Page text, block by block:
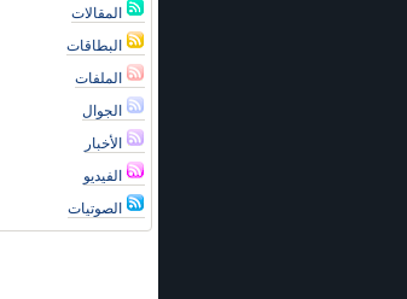
المقالات
البطاقات
الملفات
الجوال
الأخبار
الفيديو
الصوتيات